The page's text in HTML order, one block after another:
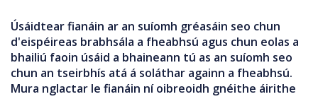
Úsáidtear fianáin ar an suíomh gréasáin seo chun
d'eispéireas brabhsála a fheabhsú agus chun eolas a
bhailiú faoin úsáid a bhaineann tú as an suíomh seo
chun an tseirbhís atá á soláthar againn a fheabhsú.
Mura nglactar le fianáin ní oibreoidh gnéithe áirithe